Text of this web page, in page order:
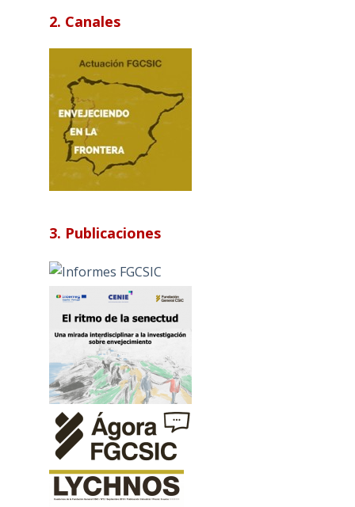
2. Canales
3. Publicaciones